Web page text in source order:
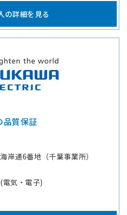
の詳細を見る
品質保証
岸通6番地（千葉事業所）
気・電子)